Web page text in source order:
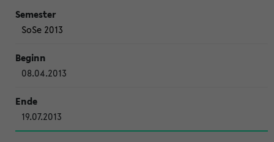
SoSe 2013
08.04.2013
19.07.2013